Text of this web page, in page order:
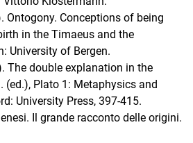
Ontogony. Conceptions of being
in the Timaeus and the
University of Bergen.
The double explanation in the
(ed.), Plato 1: Metaphysics and
University Press, 397-415.
Il grande racconto delle origini.